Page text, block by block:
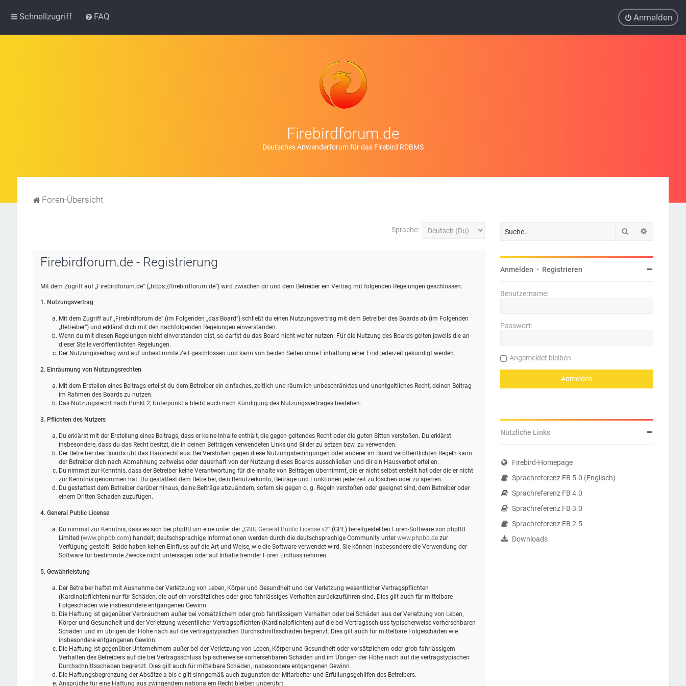
Schnellzugriff FAQ Anmelden
Firebirdforum.de
Deutsches Anwenderforum für das Firebird RDBMS
Foren-Übersicht
Sprache:
Firebirdforum.de - Registrierung
Mit dem Zugriff auf „Firebirdforum.de“ („https://firebirdforum.de“) wird zwischen dir und dem Betreiber ein Vertrag mit folgenden Regelungen geschlossen:
1. Nutzungsvertrag
Mit dem Zugriff auf „Firebirdforum.de“ (im Folgenden „das Board“) schließt du einen Nutzungsvertrag mit dem Betreiber des Boards ab (im Folgenden
„Betreiber“) und erklärst dich mit den nachfolgenden Regelungen einverstanden.
Wenn du mit diesen Regelungen nicht einverstanden bist, so darfst du das Board nicht weiter nutzen. Für die Nutzung des Boards gelten jeweils die an
dieser Stelle veröffentlichten Regelungen.
Der Nutzungsvertrag wird auf unbestimmte Zeit geschlossen und kann von beiden Seiten ohne Einhaltung einer Frist jederzeit gekündigt werden.
2. Einräumung von Nutzungsrechten
Mit dem Erstellen eines Beitrags erteilst du dem Betreiber ein einfaches, zeitlich und räumlich unbeschränktes und unentgeltliches Recht, deinen Beitrag
im Rahmen des Boards zu nutzen.
Das Nutzungsrecht nach Punkt 2, Unterpunkt a bleibt auch nach Kündigung des Nutzungsvertrages bestehen.
3. Pflichten des Nutzers
Du erklärst mit der Erstellung eines Beitrags, dass er keine Inhalte enthält, die gegen geltendes Recht oder die guten Sitten verstoßen. Du erklärst
insbesondere, dass du das Recht besitzt, die in deinen Beiträgen verwendeten Links und Bilder zu setzen bzw. zu verwenden.
Der Betreiber des Boards übt das Hausrecht aus. Bei Verstößen gegen diese Nutzungsbedingungen oder anderer im Board veröffentlichten Regeln kann
der Betreiber dich nach Abmahnung zeitweise oder dauerhaft von der Nutzung dieses Boards ausschließen und dir ein Hausverbot erteilen.
Du nimmst zur Kenntnis, dass der Betreiber keine Verantwortung für die Inhalte von Beiträgen übernimmt, die er nicht selbst erstellt hat oder die er nicht
zur Kenntnis genommen hat. Du gestattest dem Betreiber, dein Benutzerkonto, Beiträge und Funktionen jederzeit zu löschen oder zu sperren.
Du gestattest dem Betreiber darüber hinaus, deine Beiträge abzuändern, sofern sie gegen o. g. Regeln verstoßen oder geeignet sind, dem Betreiber oder
einem Dritten Schaden zuzufügen.
4. General Public License
Du nimmst zur Kenntnis, dass es sich bei phpBB um eine unter der „GNU General Public License v2“ (GPL) bereitgestellten Foren-Software von phpBB
Limited (www.phpbb.com) handelt; deutschsprachige Informationen werden durch die deutschsprachige Community unter www.phpbb.dezur
Verfügung gestellt. Beide haben keinen Einfluss auf die Art und Weise, wie die Software verwendet wird. Sie können insbesondere die Verwendung der
Software für bestimmte Zwecke nicht untersagen oder auf Inhalte fremder Foren Einfluss nehmen.
5. Gewährleistung
Der Betreiber haftet mit Ausnahme der Verletzung von Leben, Körper und Gesundheit und der Verletzung wesentlicher Vertragspflichten
(Kardinalpflichten) nur für Schäden, die auf ein vorsätzliches oder grob fahrlässiges Verhalten zurückzuführen sind. Dies gilt auch für mittelbare
Folgeschäden wie insbesondere entgangenen Gewinn.
Die Haftung ist gegenüber Verbrauchern außer bei vorsätzlichem oder grob fahrlässigem Verhalten oder bei Schäden aus der Verletzung von Leben,
Körper und Gesundheit und der Verletzung wesentlicher Vertragspflichten (Kardinalpflichten) auf die bei Vertragsschluss typischerweise vorhersehbaren
Schäden und im übrigen der Höhe nach auf die vertragstypischen Durchschnittsschäden begrenzt. Dies gilt auch für mittelbare Folgeschäden wie
insbesondere entgangenen Gewinn.
Die Haftung ist gegenüber Unternehmern außer bei der Verletzung von Leben, Körper und Gesundheit oder vorsätzlichem oder grob fahrlässigem
Verhalten des Betreibers auf die bei Vertragsschluss typischerweise vorhersehbaren Schäden und im Übrigen der Höhe nach auf die vertragstypischen
Durchschnittsschäden begrenzt. Dies gilt auch für mittelbare Schäden, insbesondere entgangenen Gewinn.
Die Haftungsbegrenzung der Absätze a bis c gilt sinngemäß auch zugunsten der Mitarbeiter und Erfüllungsgehilfen des Betreibers.
Ansprüche für eine Haftung aus zwingendem nationalem Recht bleiben unberührt.
Suche
Anmelden • Registrieren
Benutzername:
Passwort:
Angemeldet bleiben
Nützliche Links
Firebird-Homepage
Sprachreferenz FB 5.0 (Englisch)
Sprachreferenz FB 4.0
Sprachreferenz FB 3.0
Sprachreferenz FB 2.5
Downloads